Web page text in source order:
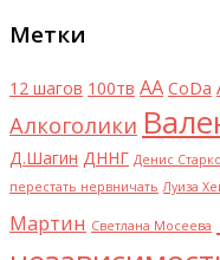
Метки
12 шагов 100тв AA CoDa
Алкоголики
Д.Шагин ДННГ Денис
перестать нервничать Луиза
Мартин Светлана Мосеева